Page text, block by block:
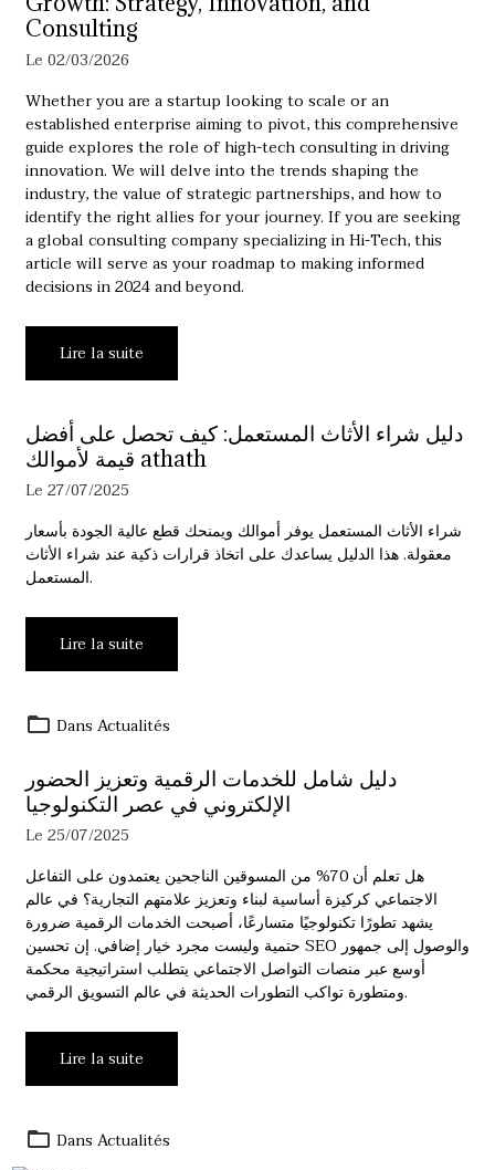
Consulting
Le 02/03/2026
Whether you are a startup looking to scale or an
established enterprise aiming to pivot, this comprehensive
guide explores the role of high-tech consulting in driving
innovation. We will delve into the trends shaping the
industry, the value of strategic partnerships, and how to
identify the right allies for your journey. If you are seeking
a global consulting company specializing in Hi-Tech, this
article will serve as your roadmap to making informed
decisions in 2024 and beyond.
Lire la suite
دليل شراء الأثاث المستعمل: كيف تحصل على أفضل
قيمة لأموالك athath
Le 27/07/2025
شراء الأثاث المستعمل يوفر أموالك ويمنحك قطع عالية الجودة بأسعار
معقولة. هذا الدليل يساعدك على اتخاذ قرارات ذكية عند شراء الأثاث
المستعمل.
Lire la suite
Dans Actualités
دليل شامل للخدمات الرقمية وتعزيز الحضور
الإلكتروني في عصر التكنولوجيا
Le 25/07/2025
هل تعلم أن 70% من المسوقين الناجحين يعتمدون على التفاعل
الاجتماعي كركيزة أساسية لبناء وتعزيز علامتهم التجارية؟ في عالم
يشهد تطورًا تكنولوجيًا متسارعًا، أصبحت الخدمات الرقمية ضرورة
حتمية وليست مجرد خيار إضافي. إن تحسين SEO والوصول إلى جمهور
أوسع عبر منصات التواصل الاجتماعي يتطلب استراتيجية محكمة
ومتطورة تواكب التطورات الحديثة في عالم التسويق الرقمي.
Lire la suite
Dans Actualités